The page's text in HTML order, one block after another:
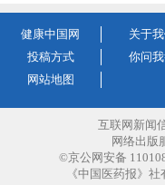
健康中国网 关于
投稿方式
你问
网站地图
互联网新闻
网络出版
©京公网安备
《中国医药报》